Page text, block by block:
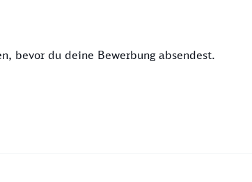
bevor du deine Bewerbung absendest.